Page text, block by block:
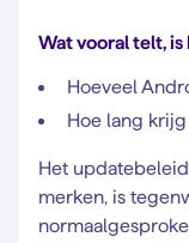
Wat vooral telt,
Hoeveel
Hoe lang
Het
merken, is